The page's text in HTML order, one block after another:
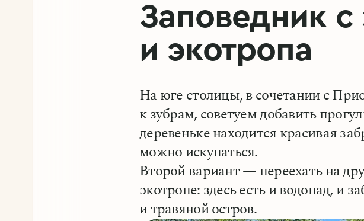
Заповедник с
и экотропа
На юге столицы, в сочетании с
к зубрам, советуем добавить
деревеньке находится красивая
можно искупаться.
Второй вариант — переехать на
экотропе: здесь есть и водопад, и
и травяной остров.